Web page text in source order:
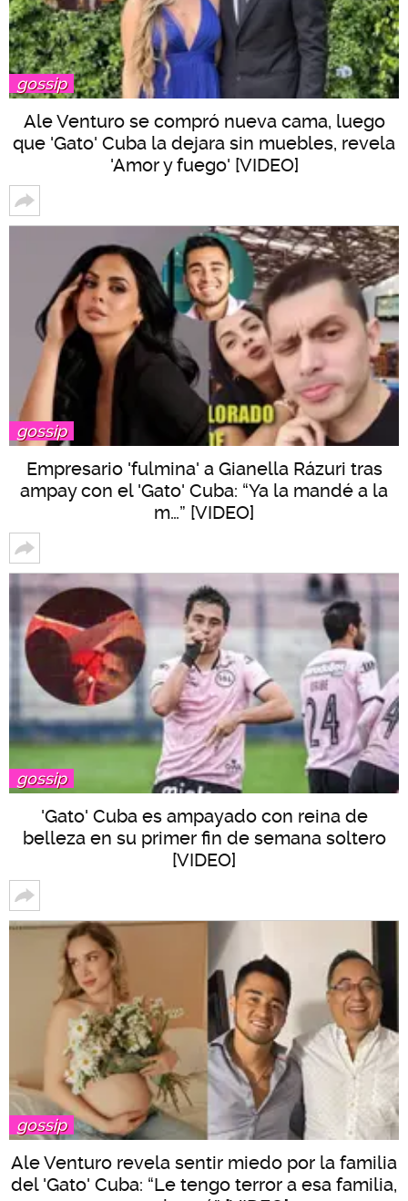
gossip
Ale Venturo se compró nueva cama, luego
que 'Gato' Cuba la dejara sin muebles, revela
'Amor y fuego' [VIDEO]
gossip
Empresario 'fulmina' a Gianella Rázuri tras
ampay con el 'Gato' Cuba: “Ya la mandé a la
m…” [VIDEO]
gossip
'Gato' Cuba es ampayado con reina de
belleza en su primer fin de semana soltero
[VIDEO]
gossip
Ale Venturo revela sentir miedo por la familia
del 'Gato' Cuba: “Le tengo terror a esa familia,